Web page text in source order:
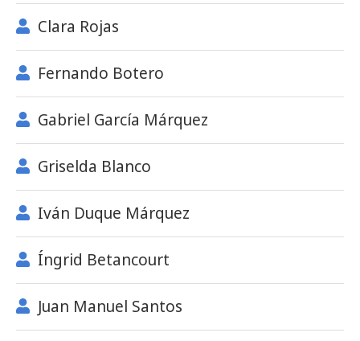
Clara Rojas
Fernando Botero
Gabriel García Márquez
Griselda Blanco
Iván Duque Márquez
Íngrid Betancourt
Juan Manuel Santos